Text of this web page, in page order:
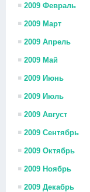
2009 Февраль
2009 Март
2009 Апрель
2009 Май
2009 Июнь
2009 Июль
2009 Август
2009 Сентябрь
2009 Октябрь
2009 Ноябрь
2009 Декабрь